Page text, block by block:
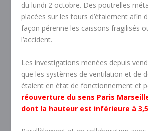
du lundi 2 octobre. Des poutrelles
placées sur les tours d’étaiement afin
façon pérenne les caissons fragilisés
l’accident.
Les investigations menées depuis
que les systèmes de ventilation et de
étaient en état de fonctionnement et
réouverture du sens Paris
dont la hauteur est inférieure à